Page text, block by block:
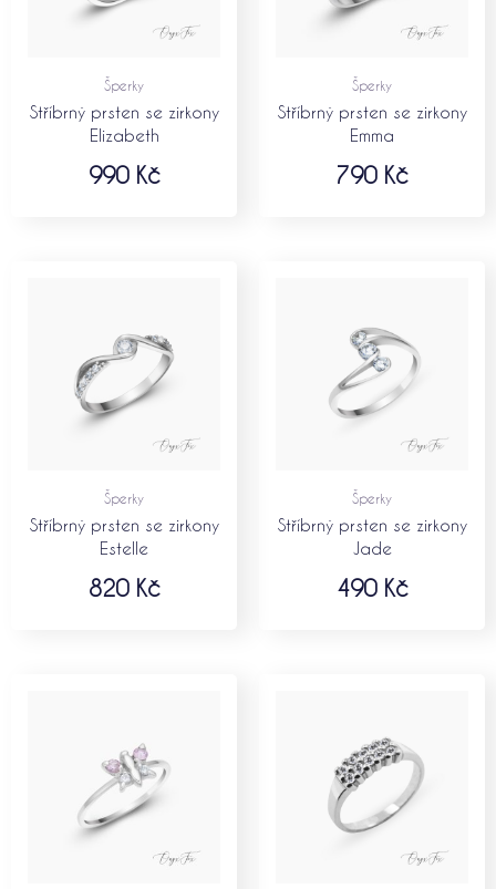
Šperky
Stříbrný prsten se zirkony
Elizabeth
990 Kč
Šperky
Stříbrný prsten se zirkony
Emma
790 Kč
Šperky
Stříbrný prsten se zirkony
Estelle
820 Kč
Šperky
Stříbrný prsten se zirkony
Jade
490 Kč